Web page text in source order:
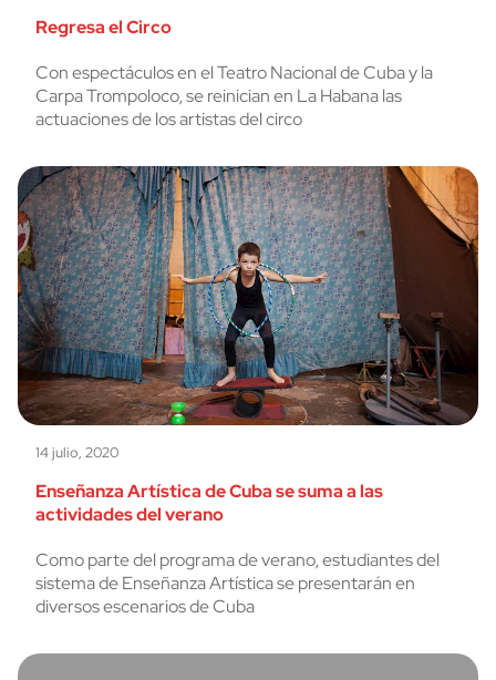
Regresa el Circo
Con espectáculos en el Teatro Nacional de Cuba y la
Carpa Trompoloco, se reinician en La Habana las
actuaciones de los artistas del circo
14 julio, 2020
Enseñanza Artística de Cuba se suma a las
actividades del verano
Como parte del programa de verano, estudiantes del
sistema de Enseñanza Artística se presentarán en
diversos escenarios de Cuba